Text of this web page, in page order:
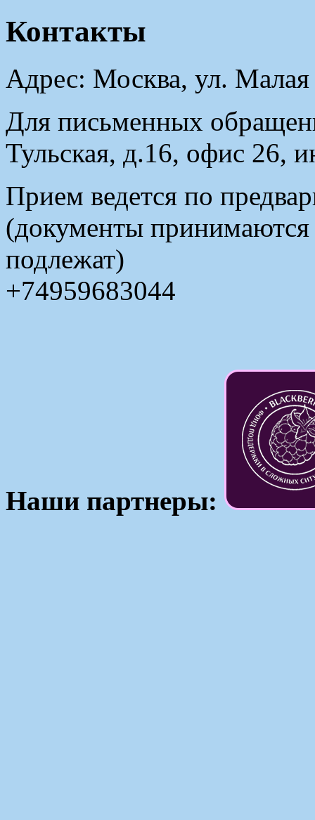
Контакты
Адрес: Москва, ул.
Для письменных
Тульская, д.16, офис 26,
Прием ведется по
(документы принимаются
подлежат)
+74959683044
Наши партнеры: